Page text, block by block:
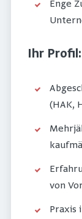
Enge
Ihr Profil:
(HAK,
von
Praxis